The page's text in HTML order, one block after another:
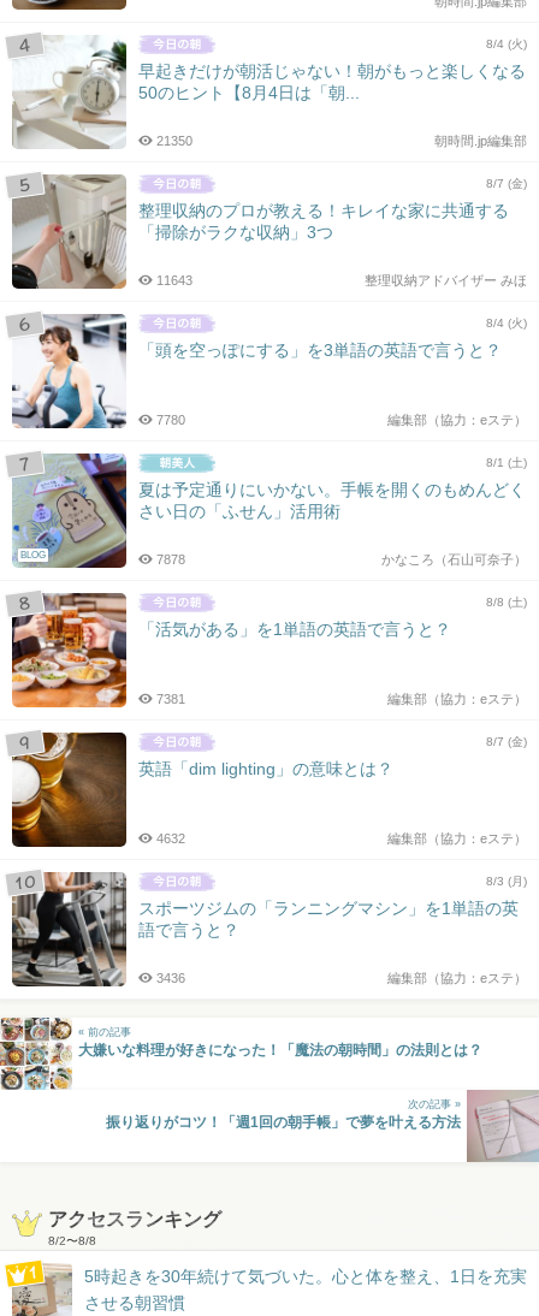
8/4 (火)
早起きだけが朝活じゃない！朝がもっと楽しくなる
50のヒント【8月4日は「朝...
朝時間.jp編集部
21350
8/7 (金)
整理収納のプロが教える！キレイな家に共通する
「掃除がラクな収納」3つ
整理収納アドバイザー みほ
11643
8/4 (火)
「頭を空っぽにする」を3単語の英語で言うと？
編集部（協力：eステ）
7780
BLOG
8/1 (土)
夏は予定通りにいかない。手帳を開くのもめんどく
さい日の「ふせん」活用術
かなころ（石山可奈子）
7878
8/8 (土)
「活気がある」を1単語の英語で言うと？
編集部（協力：eステ）
7381
8/7 (金)
英語「dim lighting」の意味とは？
編集部（協力：eステ）
4632
8/3 (月)
スポーツジムの「ランニングマシン」を1単語の英
語で言うと？
編集部（協力：eステ）
3436
« 前の記事
大嫌いな料理が好きになった！「魔法の朝時間」の法則とは？
次の記事 »
振り返りがコツ！「週1回の朝手帳」で夢を叶える方法
アクセスランキング
8/2〜8/8
5時起きを30年続けて気づいた。心と体を整え、1日を充実
させる朝習慣